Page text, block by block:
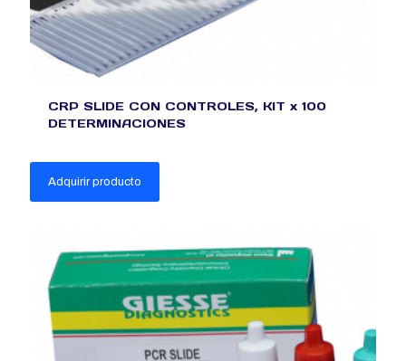
CRP SLIDE CON CONTROLES, KIT x 100
DETERMINACIONES
Adquirir producto